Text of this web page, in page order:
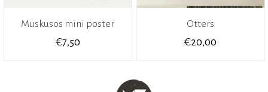
Muskusos mini poster
€7,50
Otters
€20,00